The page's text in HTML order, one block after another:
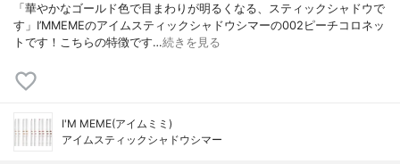
「華やかなゴールド色で目まわりが明るくなる、スティックシャドウで
す」I’MMEMEのアイムスティックシャドウシマーの002ピーチコロネッ
トです！こちらの特徴です…続きを見る
I'M MEME(アイムミミ)
アイムスティックシャドウシマー